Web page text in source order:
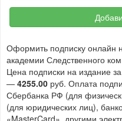
Оформить подписку онлайн
академии Следственного
Цена подписки на издание
— 4255.00 руб. Оплата
Сбербанка РФ (для
(для юридических лиц),
«MasterCard», другими